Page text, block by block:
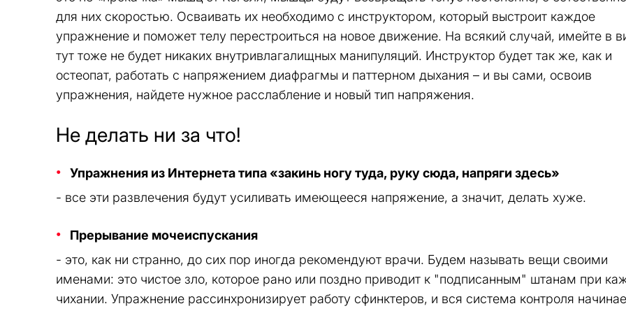
для них скоростью. Осваивать их необходимо с инструктором, который выстроит каждое
упражнение и поможет телу перестроиться на новое движение. На всякий случай, имейте в
тут тоже не будет никаких внутривлагалищных манипуляций. Инструктор будет так же, как и
остеопат, работать с напряжением диафрагмы и паттерном дыхания – и вы сами, освоив
упражнения, найдете нужное расслабление и новый тип напряжения.
Не делать ни за что!
Упражнения из Интернета типа «закинь ногу туда, руку сюда, напряги здесь»
- все эти развлечения будут усиливать имеющееся напряжение, а значит, делать хуже.
Прерывание мочеиспускания
- это, как ни странно, до сих пор иногда рекомендуют врачи. Будем называть вещи своими
именами: это чистое зло, которое рано или поздно приводит к "подписанным" штанам при
чихании. Упражнение рассинхронизирует работу сфинктеров, и вся система контроля